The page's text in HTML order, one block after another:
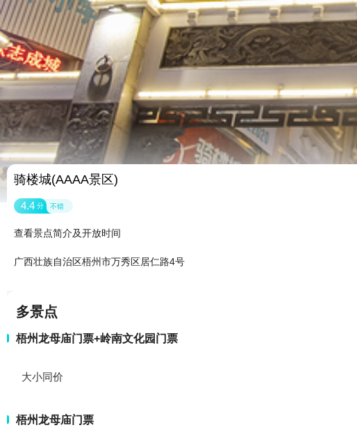
骑楼城(AAAA景区)
4.4 分 不错
查看景点简介及开放时间
广西壮族自治区梧州市万秀区居仁路4号
多景点
梧州龙母庙门票+岭南文化园门票
大小同价
梧州龙母庙门票